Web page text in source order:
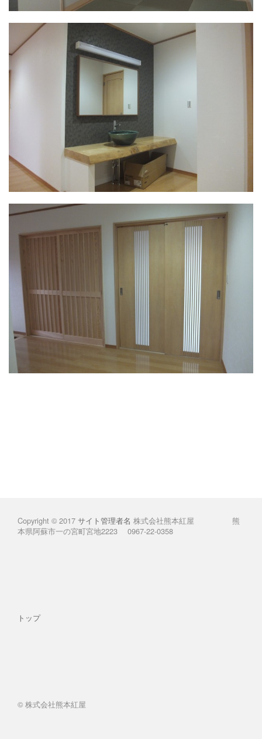
Copyright © 2017 サイト管理者名 株式会社熊本紅屋 熊
本県阿蘇市一の宮町宮地2223 0967-22-0358
トップ
© 株式会社熊本紅屋